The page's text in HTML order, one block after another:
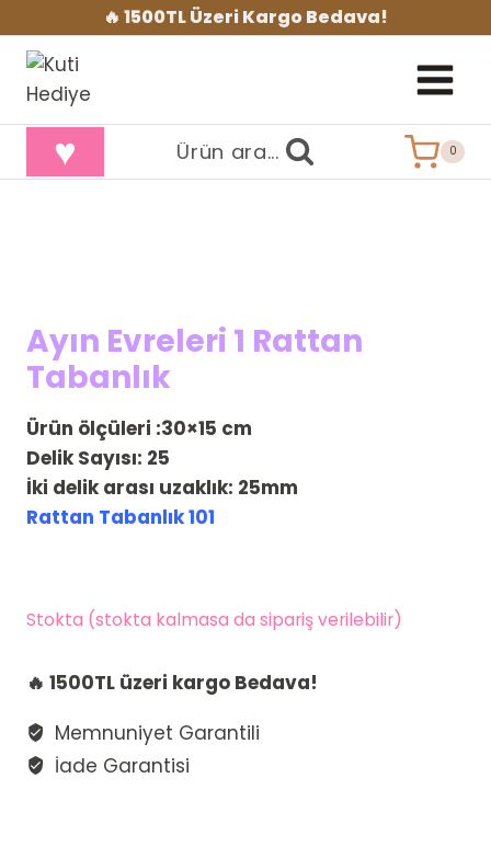
geç
🔥 1500TL Üzeri Kargo Bedava!
♥ Ürün ara... 0
Ayın Evreleri 1 Rattan
Tabanlık
Ürün ölçüleri :30×15 cm
Delik Sayısı: 25
İki delik arası uzaklık: 25mm
Rattan Tabanlık 101
Stokta (stokta kalmasa da sipariş verilebilir)
🔥 1500TL üzeri kargo Bedava!
Memnuniyet Garantili
İade Garantisi